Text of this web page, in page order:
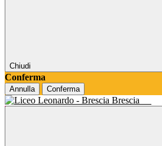
Chiudi
Conferma
Annulla Conferma
Brescia